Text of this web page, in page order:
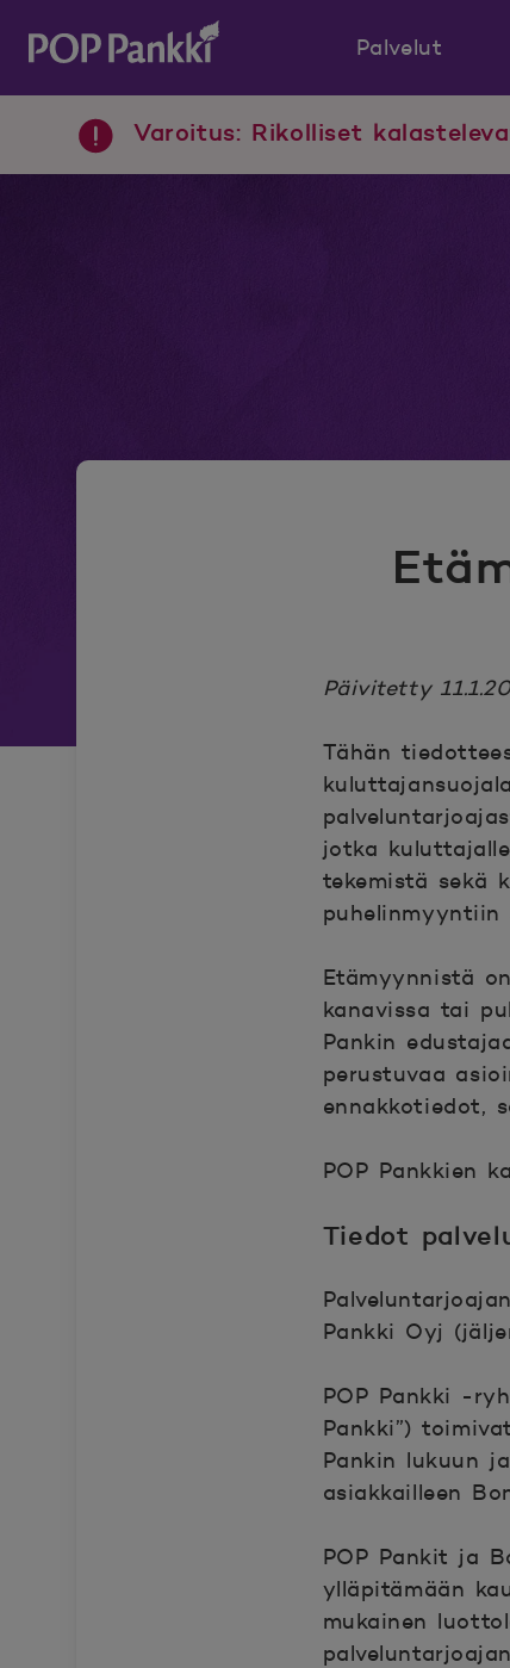
POP Pankki, etusivulle
Palvelut
Varoitus: Rikolliset
Päivitetty
Tähän
jotka
tekemistä sekä
puhelinmyyntiin
Etämyynnistä
kanavissa tai
Pankin
perustuvaa
ennakkotiedot,
POP Pankkien
Tiedot
Pankki Oyj
POP Pankki -
Pankki”)
Pankin lukuun
asiakkailleen
POP Pankit ja
ylläpitämään
mukainen